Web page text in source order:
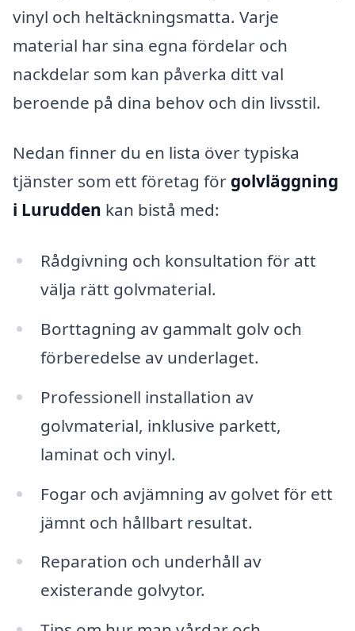
vinyl och heltäckningsmatta. Varje
material har sina egna fördelar och
nackdelar som kan påverka ditt val
beroende på dina behov och din livsstil.
Nedan finner du en lista över typiska
tjänster som ett företag för golvläggning
i Lurudden kan bistå med:
Rådgivning och konsultation för att
välja rätt golvmaterial.
Borttagning av gammalt golv och
förberedelse av underlaget.
Professionell installation av
golvmaterial, inklusive parkett,
laminat och vinyl.
Fogar och avjämning av golvet för ett
jämnt och hållbart resultat.
Reparation och underhåll av
existerande golvytor.